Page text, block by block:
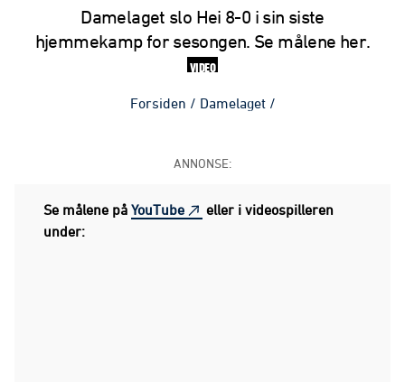
Damelaget slo Hei 8-0 i sin siste
hjemmekamp for sesongen. Se målene her.
VIDEO
Forsiden / Damelaget /
ANNONSE:
Se målene på YouTube
eller i videospilleren
under: